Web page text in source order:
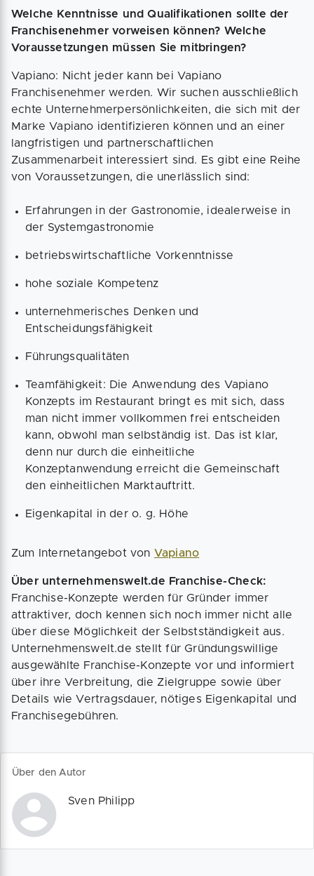
Welche Kenntnisse und Qualifikationen sollte der
Franchisenehmer vorweisen können? Welche
Voraussetzungen müssen Sie mitbringen?
Vapiano: Nicht jeder kann bei Vapiano
Franchisenehmer werden. Wir suchen ausschließlich
echte Unternehmerpersönlichkeiten, die sich mit der
Marke Vapiano identifizieren können und an einer
langfristigen und partnerschaftlichen
Zusammenarbeit interessiert sind. Es gibt eine Reihe
von Voraussetzungen, die unerlässlich sind:
Erfahrungen in der Gastronomie, idealerweise in
der Systemgastronomie
betriebswirtschaftliche Vorkenntnisse
hohe soziale Kompetenz
unternehmerisches Denken und
Entscheidungsfähigkeit
Führungsqualitäten
Teamfähigkeit: Die Anwendung des Vapiano
Konzepts im Restaurant bringt es mit sich, dass
man nicht immer vollkommen frei entscheiden
kann, obwohl man selbständig ist. Das ist klar,
denn nur durch die einheitliche
Konzeptanwendung erreicht die Gemeinschaft
den einheitlichen Marktauftritt.
Eigenkapital in der o. g. Höhe
Zum Internetangebot von Vapiano
Über unternehmenswelt.de Franchise-Check:
Franchise-Konzepte werden für Gründer immer
attraktiver, doch kennen sich noch immer nicht alle
über diese Möglichkeit der Selbstständigkeit aus.
Unternehmenswelt.de stellt für Gründungswillige
ausgewählte Franchise-Konzepte vor und informiert
über ihre Verbreitung, die Zielgruppe sowie über
Details wie Vertragsdauer, nötiges Eigenkapital und
Franchisegebühren.
Über den Autor
Sven Philipp